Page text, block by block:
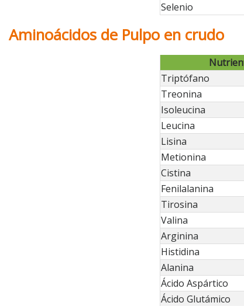
Selenio
Aminoácidos de Pulpo en crudo
Triptófano
Treonina
Isoleucina
Leucina
Lisina
Metionina
Cistina
Fenilalanina
Tirosina
Valina
Arginina
Histidina
Alanina
Ácido Aspártico
Ácido Glutámico